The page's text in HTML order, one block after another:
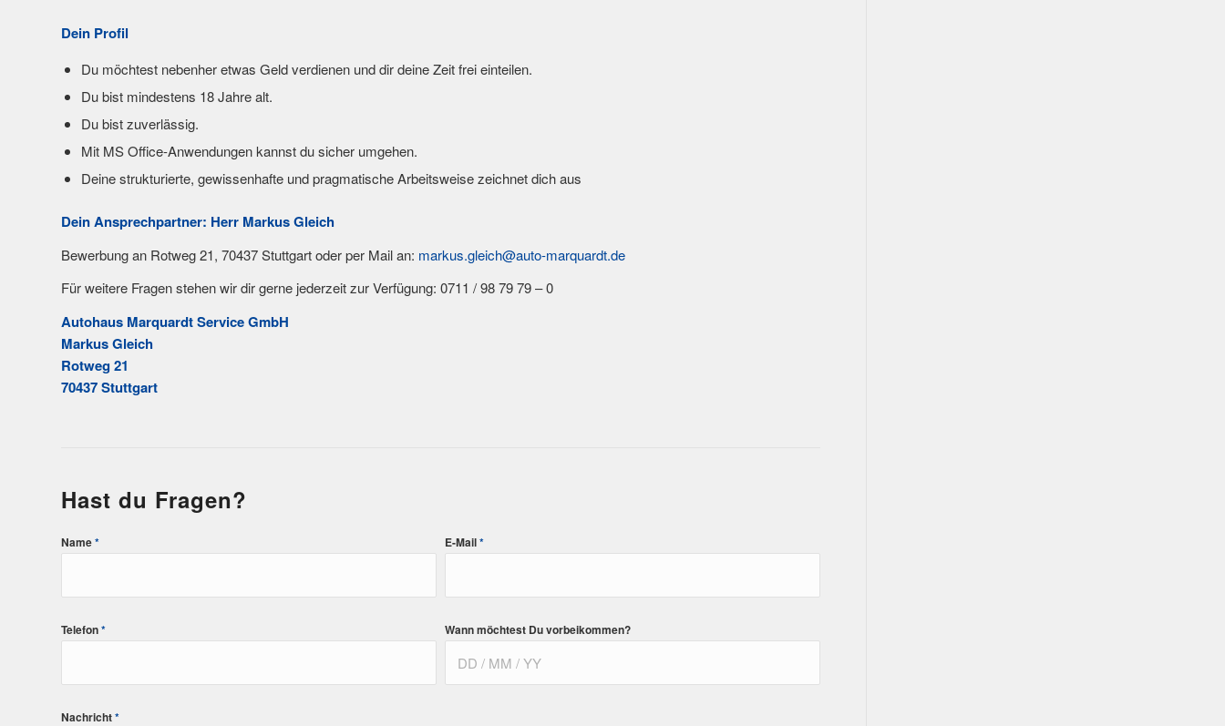
Dein Profil
Du möchtest nebenher etwas Geld verdienen und dir deine Zeit frei einteilen.
Du bist mindestens 18 Jahre alt.
Du bist zuverlässig.
Mit MS Office-Anwendungen kannst du sicher umgehen.
Deine strukturierte, gewissenhafte und pragmatische Arbeitsweise zeichnet dich aus
Dein Ansprechpartner: Herr Markus Gleich
Bewerbung an Rotweg 21, 70437 Stuttgart oder per Mail an: markus.gleich@auto-marquardt.de
Für weitere Fragen stehen wir dir gerne jederzeit zur Verfügung: 0711 / 98 79 79 – 0
Autohaus Marquardt Service GmbH
Markus Gleich
Rotweg 21
70437 Stuttgart
Hast du Fragen?
Name* E-Mail*
Telefon* Wann möchtest Du vorbeikommen?
Nachricht*